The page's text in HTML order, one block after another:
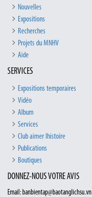
Nouvelles
Expositions
Recherches
Projets du MNHV
Aide
SERVICES
Expositions temporaires
Vidéo
Album
Services
Club aimer lhistoire
Publications
Boutiques
DONNEZ-NOUS VOTRE AVIS
Email: banbientap@baotanglichsu.vn